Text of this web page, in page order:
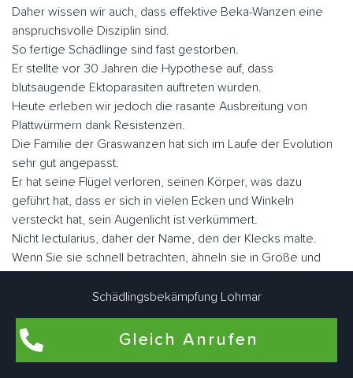
Daher wissen wir auch, dass effektive Beka-Wanzen eine
anspruchsvolle Disziplin sind.
So fertige Schädlinge sind fast gestorben.
Er stellte vor 30 Jahren die Hypothese auf, dass
blutsaugende Ektoparasiten auftreten würden.
Heute erleben wir jedoch die rasante Ausbreitung von
Plattwürmern dank Resistenzen.
Die Familie der Graswanzen hat sich im Laufe der Evolution
sehr gut angepasst.
Er hat seine Flügel verloren, seinen Körper, was dazu
geführt hat, dass er sich in vielen Ecken und Winkeln
versteckt hat, sein Augenlicht ist verkümmert.
Nicht lectularius, daher der Name, den der Klecks malte.
Wenn Sie sie schnell betrachten, ähneln sie in Größe und
Es gibt ungefähr fünf Millionen Parasiten, wenn sie nüchtern
erreichen.
Schädlingsbekämpfung Lohmar
Gleich Anrufen